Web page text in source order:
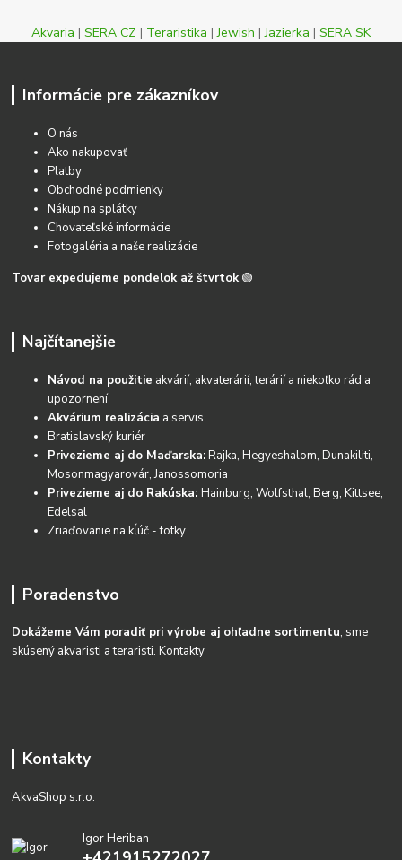
Akvaria | SERA CZ | Teraristika |Jewish |Jazierka | SERA SK
Informácie pre zákazníkov
O nás
Ako nakupovať
Platby
Obchodné podmienky
Nákup na splátky
Chovateľské informácie
Fotogaléria a naše realizácie
Tovar expedujeme pondelok až štvrtok 🟢
Najčítanejšie
Návod na použitie akvárií, akvaterárií, terárií a niekoľko rád a
upozornení
Akvárium realizácia a servis
Bratislavský kuriér
Privezieme aj do Maďarska:Rajka, Hegyeshalom, Dunakiliti,
Mosonmagyarovár, Janossomoria
Privezieme aj do Rakúska:Hainburg, Wolfsthal, Berg, Kittsee,
Edelsal
Zriaďovanie na kĺúč - fotky
Poradenstvo
Dokážeme Vám poradiť pri výrobe aj ohľadne sortimentu, sme
skúsený akvaristi a teraristi.Kontakty
Kontakty
AkvaShop s.r.o.
Igor Heriban